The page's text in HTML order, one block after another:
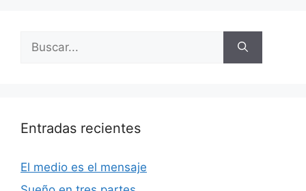
Entradas recientes
El medio es el mensaje